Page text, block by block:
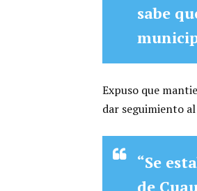
sabe
Expuso que
dar seguimiento
“Se
de